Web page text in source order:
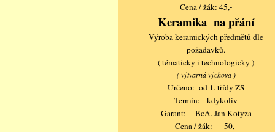
Cena / žák: 45,-
Keramika na přání
Výroba keramických předmětů dle
požadavků.
( tématicky i technologicky )
( výtvarná výchova )
Určeno: od 1. třídy ZŠ
Termín: kdykoliv
Garant: BcA. Jan Kotyza
Cena / žák: 50,-